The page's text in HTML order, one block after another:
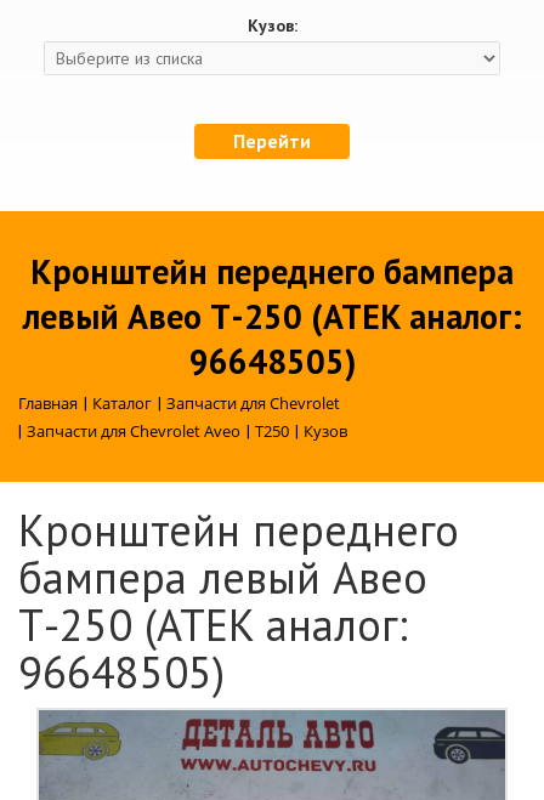
Кузов:
Перейти
Кронштейн переднего бампера
левый Авео Т-250 (ATEK аналог:
96648505)
Главная | Каталог | Запчасти для Chevrolet
| Запчасти для Chevrolet Aveo | T250 | Кузов
Кронштейн переднего
бампера левый Авео
Т-250 (ATEK аналог:
96648505)